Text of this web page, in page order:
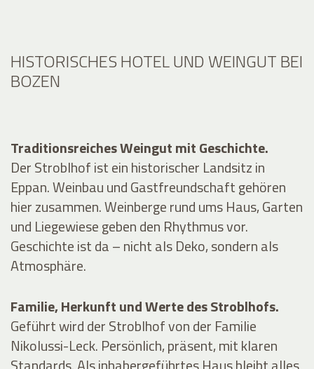
HISTORISCHES HOTEL UND WEINGUT BEI
BOZEN
Traditionsreiches Weingut mit Geschichte.
Der Stroblhof ist ein historischer Landsitz in
Eppan. Weinbau und Gastfreundschaft gehören
hier zusammen. Weinberge rund ums Haus, Garten
und Liegewiese geben den Rhythmus vor.
Geschichte ist da – nicht als Deko, sondern als
Atmosphäre.
Familie, Herkunft und Werte des Stroblhofs.
Geführt wird der Stroblhof von der Familie
Nikolussi-Leck. Persönlich, präsent, mit klaren